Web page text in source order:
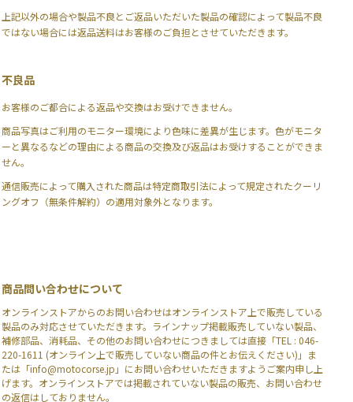
上記以外の場合や製品不良とご返品いただいた製品の確認によって製品不良
ではない場合には返品送料はお客様のご負担とさせていただきます。
不良品
お客様のご都合による返品や交換はお受けできません。
商品写真はご利用のモニター環境により色味に差異が生じます。色がモニタ
ーと異なるなどの理由による商品の交換及び返品はお受けすることができま
せん。
通信販売によって購入された商品は特定商取引法によって規定されたクーリ
ングオフ（無条件解約）の適用対象外となります。
商品問い合わせについて
オンラインストアからのお問い合わせはオンラインストア上で販売している
製品のみ対応させていただきます。ラインナップ掲載販売していない製品、
補修部品、消耗品、その他のお問い合わせにつきましては直接「TEL : 046-
220-1611 (オンライン上で販売していない商品の件とお伝えください)」ま
たは「info@motocorse.jp」にお問い合わせいただきますようご案内申し上
げます。オンラインストアでは掲載されていない製品の販売、お問い合わせ
の返信はしておりません。